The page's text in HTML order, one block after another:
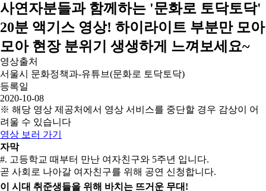
사연자분들과 함께하는 '문화로 토닥토닥'
20분 액기스 영상! 하이라이트 부분만 모아
모아 현장 분위기 생생하게 느껴보세요~
영상출처
서울시 문화정책과-유튜브(문화로 토닥토닥)
등록일
2020-10-08
※ 해당 영상 제공처에서 영상 서비스를 중단할 경우 감상이 어
려울 수 있습니다
영상 보러 가기
자막
#. 고등학교 때부터 만난 여자친구와 5주년 입니다.
곧 사회로 나아갈 여자친구를 위해 공연 신청합니다.
이 시대 취준생들을 위해 바치는 뜨거운 무대!